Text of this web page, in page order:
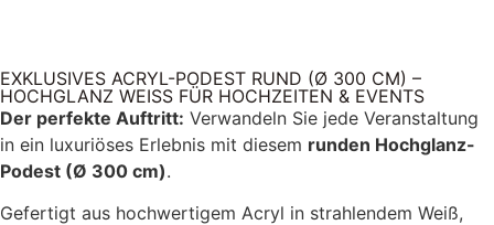
EXKLUSIVES ACRYL-PODEST RUND (Ø 300 CM) –
HOCHGLANZ WEISS FÜR HOCHZEITEN & EVENTS
Der perfekte Auftritt: Verwandeln Sie jede Veranstaltung
in ein luxuriöses Erlebnis mit diesem runden Hochglanz-
Podest (Ø 300 cm).
Gefertigt aus hochwertigem Acryl in strahlendem Weiß,